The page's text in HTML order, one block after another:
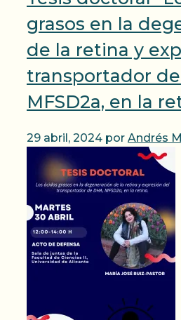
grasos en la
de la retina y
transportador
MFSD2a, en la
29 abril, 2024 por Andrés